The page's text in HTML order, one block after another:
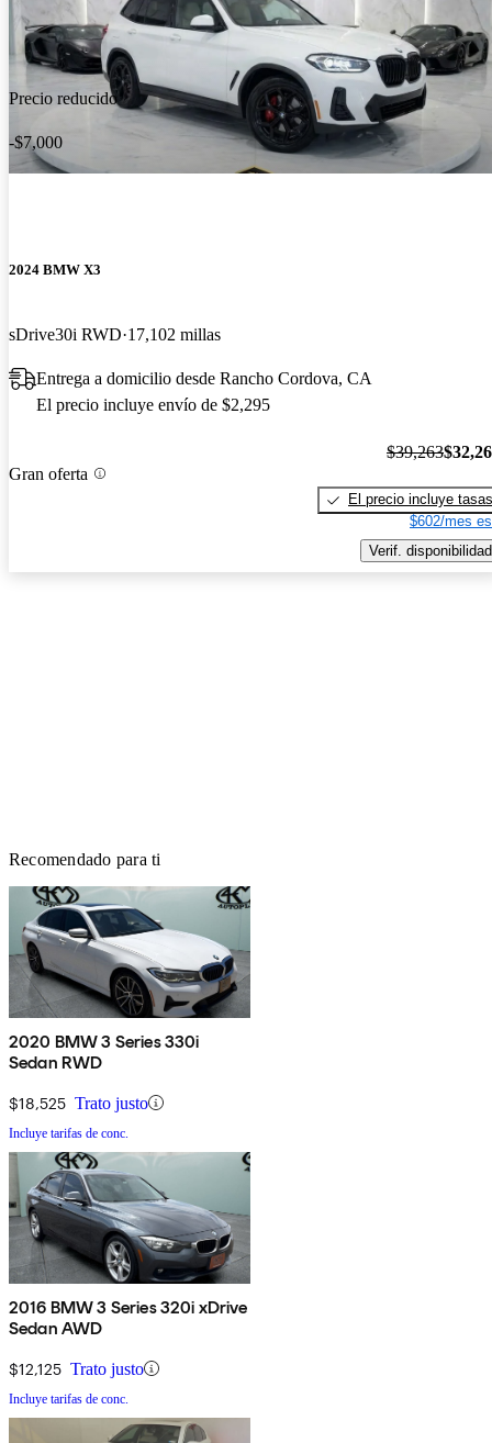
Precio reducido
-$7,000
2024 BMW X3
sDrive30i RWD 17,102 millas
Entrega a domicilio desde Rancho Cordova, CA
El precio incluye envío de $2,295
Gran oferta
$39,263
El precio incluye tasas
$602/mes
Verif. disponibilidad
Recomendado para ti
2020 BMW 3 Series 330i
Sedan RWD
$18,525 Trato justo
Incluye tarifas de conc.
2016 BMW 3 Series 320i xDrive
Sedan AWD
$12,125 Trato justo
Incluye tarifas de conc.